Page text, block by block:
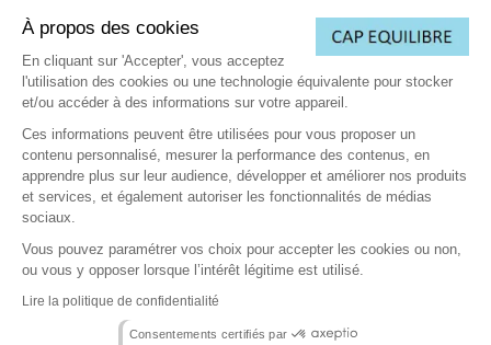
Charte sur la protection des données|
Charte de Déontologie| Partenaire|
Vos données personnelles|Contactez-nous
(1) L’accès à cette offre commerciale proposée par notre partenaire
tarif spécial de 15EUR TTC, voyance immédiate et privée. Offre
valable dans la limite des 10 premières minutes, après validation
de votre compte client comprenant votre nom, prénom, téléphone,
adresse, email et carte de paiement valide (compte client nouveau
ou existant). Au-delà des 10 premières minutes, le tarif est de
3.5EUR à 9.5EUR TTC la minute supplémentaire selon le voyant.
(3) Ce consentement exprès s’applique à la société Cosmospace et
les sociétés Telemaque, Pluton Media et Cassiopée afin de recevoir
émissions d’appel émanant de la société Cosmospace et des
sociétés Telemaque, Pluton Media et Cassiopée afin de recevoir,
comme consenties, leurs offres de voyance dans le respect des
À propos des cookies
En cliquant sur 'Accepter', vous acceptez
l'utilisation des cookies ou une technologie équivalente pour stocker
et/ou accéder à des informations sur votre appareil.
Ces informations peuvent être utilisées pour vous proposer un
contenu personnalisé, mesurer la performance des contenus, en
apprendre plus sur leur audience, développer et améliorer nos produits
et services, et également autoriser les fonctionnalités de médias
sociaux.
Vous pouvez paramétrer vos choix pour accepter les cookies ou non,
ou vous y opposer lorsque l’intérêt légitime est utilisé.
Lire la politique de confidentialité
Consentements certifiés par